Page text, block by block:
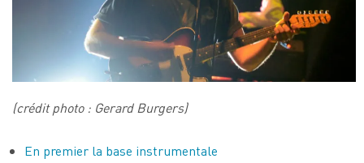
(crédit photo : Gerard Burgers)
En premier la base instrumentale